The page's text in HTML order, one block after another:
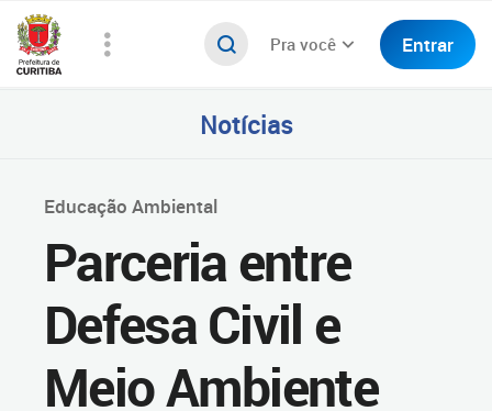
Pra você Entrar
Notícias
Educação Ambiental
Parceria entre
Defesa Civil e
Meio Ambiente